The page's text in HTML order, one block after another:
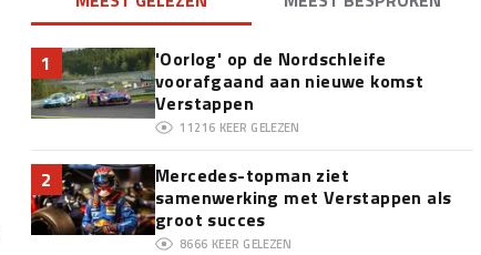
1
'Oorlog' op de Nordschleife
voorafgaand aan nieuwe komst
Verstappen
11216 KEER GELEZEN
2
Mercedes-topman ziet
samenwerking met Verstappen als
groot succes
8666 KEER GELEZEN